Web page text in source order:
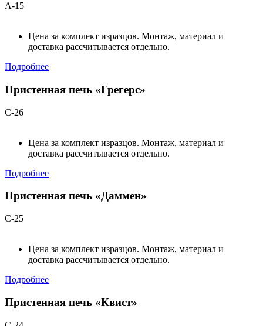
А-15
Цена за комплект изразцов. Монтаж, материал и
доставка рассчитывается отдельно.
Подробнее
Пристенная печь «Грегерс»
С-26
Цена за комплект изразцов. Монтаж, материал и
доставка рассчитывается отдельно.
Подробнее
Пристенная печь «Даммен»
С-25
Цена за комплект изразцов. Монтаж, материал и
доставка рассчитывается отдельно.
Подробнее
Пристенная печь «Квист»